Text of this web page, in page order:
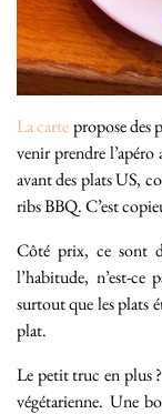
La cartepropose des
venir prendre
avant des plats US,
ribs BBQ. C’est
Côté prix, ce sont
l’habitude, n’est-ce
surtout que les plats
plat.
Le petit truc en plus
végétarienne. Une